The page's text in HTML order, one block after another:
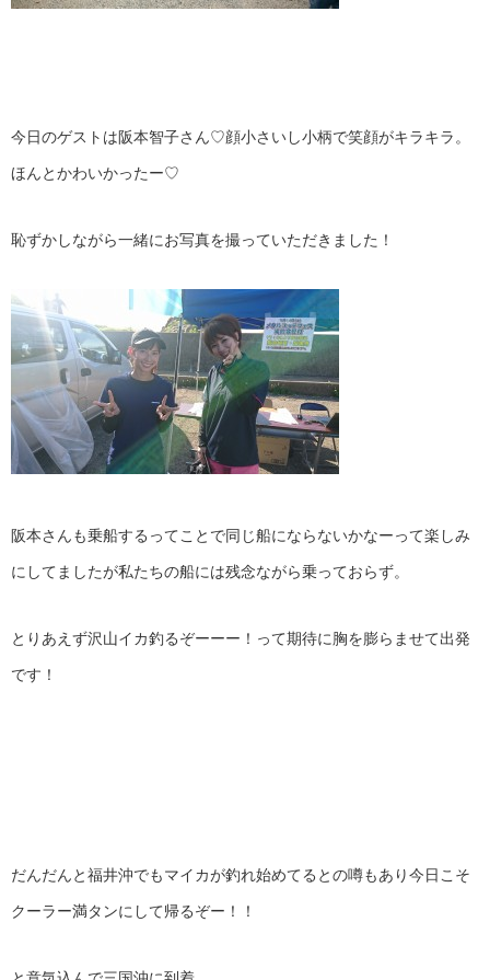
今日のゲストは阪本智子さん♡顔小さいし小柄で笑顔がキラキラ。
ほんとかわいかったー♡
恥ずかしながら一緒にお写真を撮っていただきました！
阪本さんも乗船するってことで同じ船にならないかなーって楽しみ
にしてましたが私たちの船には残念ながら乗っておらず。
とりあえず沢山イカ釣るぞーーー！って期待に胸を膨らませて出発
です！
だんだんと福井沖でもマイカが釣れ始めてるとの噂もあり今日こそ
クーラー満タンにして帰るぞー！！